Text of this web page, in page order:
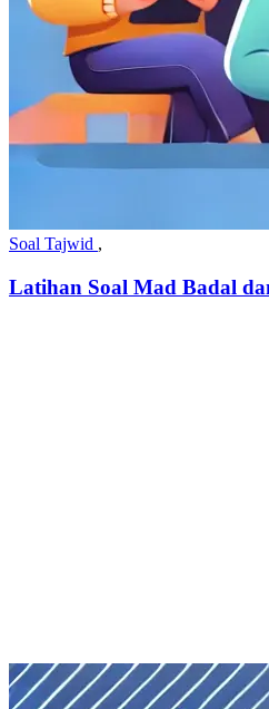
Soal Tajwid ,
Latihan Soal Mad Badal